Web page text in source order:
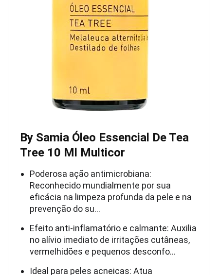
By Samia Óleo Essencial De Tea
Tree 10 Ml Multicor
Poderosa ação antimicrobiana:
Reconhecido mundialmente por sua
eficácia na limpeza profunda da pele e na
prevenção do su…
Efeito anti-inflamatório e calmante: Auxilia
no alívio imediato de irritações cutâneas,
vermelhidões e pequenos desconfo…
Ideal para peles acneicas: Atua